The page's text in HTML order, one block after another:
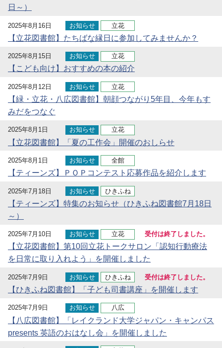
日～）
2025年8月16日 お知らせ 立花
【立花図書館】たちばな縁日に参加してみませんか？
2025年8月15日 お知らせ 立花
【こども向け】おすすめの本の紹介
2025年8月12日 お知らせ 立花
【緑・立花・八広図書館】朝顔つながり5年目、今年もす
みだをつなぐ
2025年8月1日 お知らせ 立花
【立花図書館】「夏の工作会」開催のおしらせ
2025年8月1日 お知らせ 全館
【ティーンズ】ＰＯＰコンテスト応募作品を紹介します
2025年7月18日 お知らせ ひきふね
【ティーンズ】特集のお知らせ（ひきふね図書館7月18日
～）
2025年7月10日 お知らせ 立花 受付は終了しました。
【立花図書館】第10回立花トークサロン「認知行動療法
を日常に取り入れよう」を開催しました
2025年7月9日 お知らせ ひきふね 受付は終了しました。
【ひきふね図書館】「子ども司書講座」を開催します
2025年7月9日 お知らせ 八広
【八広図書館】「レイクランド大学ジャパン・キャンパス
presents 英語のおはなし会」を開催しました